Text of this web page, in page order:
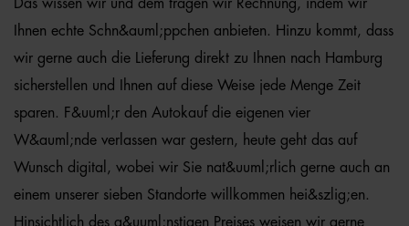
Das wissen wir und dem tragen wir Rechnung, indem wir
Ihnen echte Schn&auml;ppchen anbieten. Hinzu kommt, dass
wir gerne auch die Lieferung direkt zu Ihnen nach Hamburg
sicherstellen und Ihnen auf diese Weise jede Menge Zeit
sparen. F&uuml;r den Autokauf die eigenen vier
W&auml;nde verlassen war gestern, heute geht das auf
Wunsch digital, wobei wir Sie nat&uuml;rlich gerne auch an
einem unserer sieben Standorte willkommen hei&szlig;en.
Hinsichtlich des g&uuml;nstigen Preises weisen wir gerne